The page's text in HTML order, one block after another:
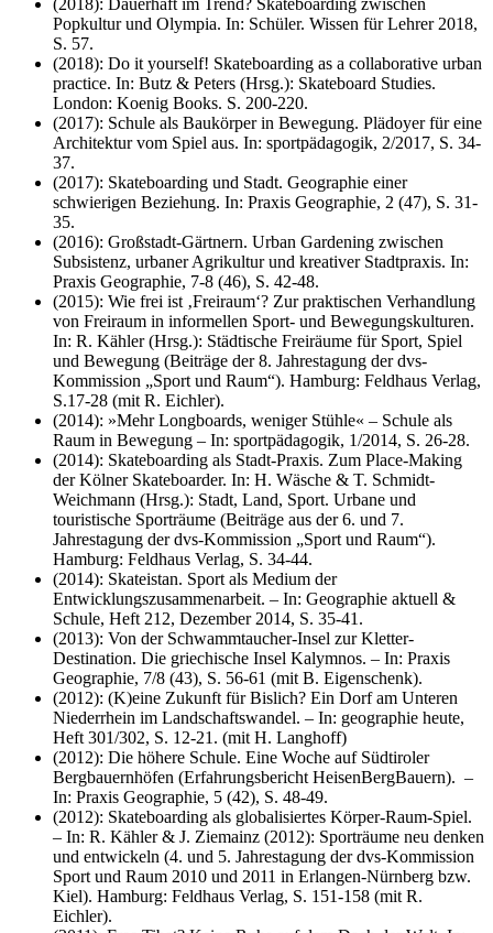
Popkultur und Olympia. In: Schüler. Wissen für Lehrer 2018,
S. 57.
(2018): Do it yourself! Skateboarding as a collaborative urban
practice. In: Butz & Peters (Hrsg.): Skateboard Studies.
London: Koenig Books. S. 200-220.
(2017): Schule als Baukörper in Bewegung. Plädoyer für eine
Architektur vom Spiel aus. In: sportpädagogik, 2/2017, S. 34-
37.
(2017): Skateboarding und Stadt. Geographie einer
schwierigen Beziehung. In: Praxis Geographie, 2 (47), S. 31-
35.
(2016): Großstadt-Gärtnern. Urban Gardening zwischen
Subsistenz, urbaner Agrikultur und kreativer Stadtpraxis. In:
Praxis Geographie, 7-8 (46), S. 42-48.
(2015): Wie frei ist ‚Freiraum‘? Zur praktischen Verhandlung
von Freiraum in informellen Sport- und Bewegungskulturen.
In: R. Kähler (Hrsg.): Städtische Freiräume für Sport, Spiel
und Bewegung (Beiträge der 8. Jahrestagung der dvs-
Kommission „Sport und Raum“). Hamburg: Feldhaus Verlag,
S.17-28 (mit R. Eichler).
(2014): »Mehr Longboards, weniger Stühle« – Schule als
Raum in Bewegung – In: sportpädagogik, 1/2014, S. 26-28.
(2014): Skateboarding als Stadt-Praxis. Zum Place-Making
der Kölner Skateboarder. In: H. Wäsche & T. Schmidt-
Weichmann (Hrsg.): Stadt, Land, Sport. Urbane und
touristische Sporträume (Beiträge aus der 6. und 7.
Jahrestagung der dvs-Kommission „Sport und Raum“).
Hamburg: Feldhaus Verlag, S. 34-44.
(2014): Skateistan. Sport als Medium der
Entwicklungszusammenarbeit. – In: Geographie aktuell &
Schule, Heft 212, Dezember 2014, S. 35-41.
(2013): Von der Schwammtaucher-Insel zur Kletter-
Destination. Die griechische Insel Kalymnos. – In: Praxis
Geographie, 7/8 (43), S. 56-61 (mit B. Eigenschenk).
(2012): (K)eine Zukunft für Bislich? Ein Dorf am Unteren
Niederrhein im Landschaftswandel. – In: geographie heute,
Heft 301/302, S. 12-21. (mit H. Langhoff)
(2012): Die höhere Schule. Eine Woche auf Südtiroler
Bergbauernhöfen (Erfahrungsbericht HeisenBergBauern). –
In: Praxis Geographie, 5 (42), S. 48-49.
(2012): Skateboarding als globalisiertes Körper-Raum-Spiel.
– In: R. Kähler & J. Ziemainz (2012): Sporträume neu denken
und entwickeln (4. und 5. Jahrestagung der dvs-Kommission
Sport und Raum 2010 und 2011 in Erlangen-Nürnberg bzw.
Kiel). Hamburg: Feldhaus Verlag, S. 151-158 (mit R.
Eichler).